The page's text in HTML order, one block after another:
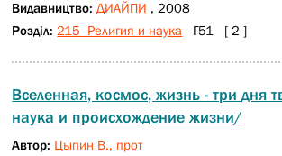
Видавництво:ДИАЙПИ , 2008
Розділ: 215 Религия и наука Г51 [ 2 ]
Вселенная, космос, жизнь - три дня
наука и происхождение жизни/
Автор: Цыпин В., прот